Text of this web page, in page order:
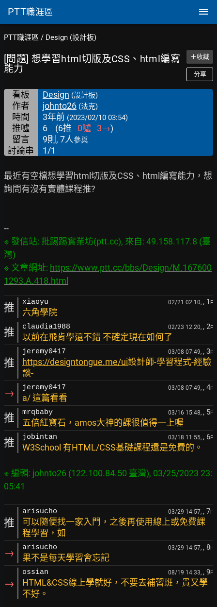
PTT職涯區
PTT職涯區 / Design (設計板)
[問題] 想學習html切版及CSS、html編寫
能力
＋收藏
分享
看板 Design (設計板)
作者 johnto26 (法克)
時間 3年前 (2023/02/10 03:54)
推噓 6 (6推 0噓 3→)
留言
9則, 7人參與
討論串 1/1
最近有空檔想學習html切版及CSS、html編寫能力，想
詢問有沒有實體課程推?
※ 發信站: 批踢踢實業坊(ptt.cc), 來自: 49.158.117.8 (臺
灣)
※ 文章網址: https://www.ptt.cc/bbs/Design/M.167600
1293.A.418.html
推 xiaoyu 02/21 02:10, , 1 F
六角學院
推 claudia1988 02/23 12:20, , 2F
以前在飛肯學還不錯 不確定現在如何了
推
jeremy0417 03/08 07:49, , 3F
https://designtongue.me/ui設計師-學習程式-經驗
談-
→ jeremy0417 03/08 07:49, , 4F
a/ 這篇看看
推 mrqbaby 03/16 15:48, , 5F
五倍紅寶石，amos大神的課很值得一上喔
推 jobintan 03/18 11:55, , 6F
W3School 有HTML/CSS基礎課程還是免費的。
※ 編輯: johnto26 (122.100.84.50 臺灣), 03/25/2023 23:
推
arisucho 03/29 14:57, , 7F
可以隨便找一家入門，之後再使用線上或免費課
程學習，如
→ arisucho 03/29 14:57, , 8F
果不是每天學習會忘記
→
ossian 08/19 14:33, , 9F
HTML&CSS線上學就好，不要去補習班，貴又學
不好。